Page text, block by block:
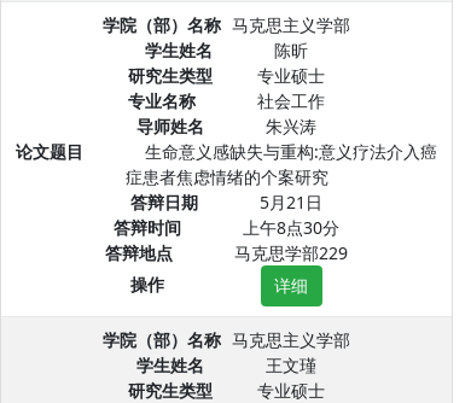
学院（部）名称 马克思主义学部
学生姓名
陈昕
研究生类型
专业硕士
专业名称
社会工作
导师姓名
朱兴涛
论文题目
生命意义感缺失与重构:意义疗法介入癌
症患者焦虑情绪的个案研究
答辩日期
5月21日
答辩时间
上午8点30分
答辩地点
马克思学部229
操作
详细
学院（部）名称 马克思主义学部
学生姓名
王文瑾
研究生类型
专业硕士